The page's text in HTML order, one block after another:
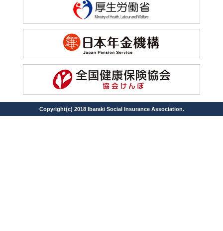
Copyright(c) 2018 Ibaraki Social Insurance Association.